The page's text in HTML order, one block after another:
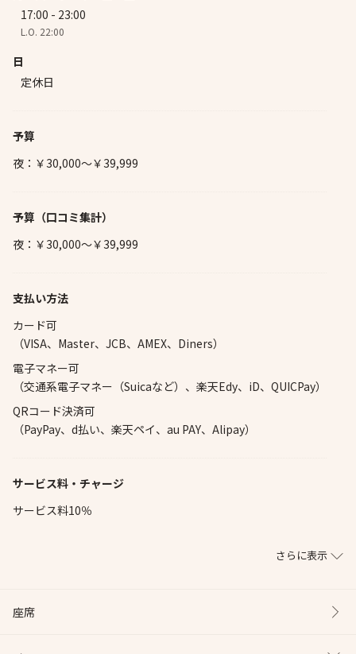
17:00 - 23:00
L.O. 22:00
日
定休日
予算
夜：￥30,000～￥39,999
予算 （口コミ集計）
夜：￥30,000～￥39,999
支払い方法
カード可
（VISA、Master、JCB、AMEX、Diners）
電子マネー可
（交通系電子マネー（Suicaなど）、楽天Edy、iD、QUICPay）
QRコード決済可
（PayPay、d払い、楽天ペイ、au PAY、Alipay）
サービス料・チャージ
サービス料10％
さらに表示
座席